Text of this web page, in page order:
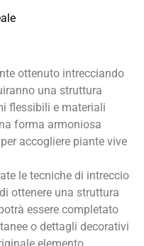
ottenuto intrecciando
una struttura
flessibili e materiali
forma armoniosa
accogliere piante vive
le tecniche di intreccio
ottenere una struttura
essere completato
o dettagli decorativi